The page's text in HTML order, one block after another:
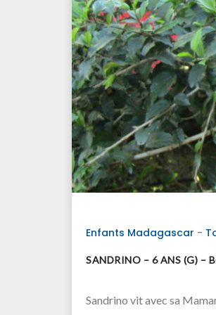
Enfants Madagascar -
SANDRINO – 6 ANS (G) –
Sandrino vit avec sa